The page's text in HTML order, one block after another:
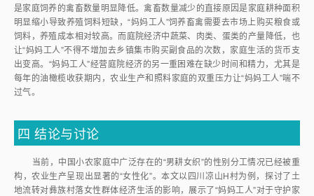
是家庭饲养的禽畜数量明显降低。禽畜数量减少的直接原因是家庭耕种面积
明显缩小导致养殖饲料短缺，“妈妈工人”饲养畜禽需要去市场上购买粮食或
饲料，养殖成本相对较高。而庭院经济中蔬菜、肉类、蛋类的产量降低，也
让“妈妈工人”不得不增加去乡镇集市购买副食品的次数，家庭生活的货币支
出变高。“妈妈工人”经营庭院经济的另一重困难在缺少时间和精力，尤其是
每年的油橄榄收获期内，农业生产和照料家庭的双重压力让“妈妈工人”喘不
过气。
四 结论与讨论
当前，中国小农家庭中广泛存在的“男耕女织”的性别分工情况已经被重
构，农业生产呈现出显著的“女性化”。本文以四川凉山H村为例，探讨了土
地流转对彝族村落女性群体经济生活的影响，展示了“妈妈工人”对于守护家